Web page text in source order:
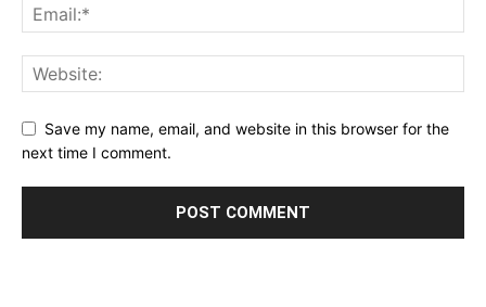
Save my name, email, and website in this browser for the
next time I comment.